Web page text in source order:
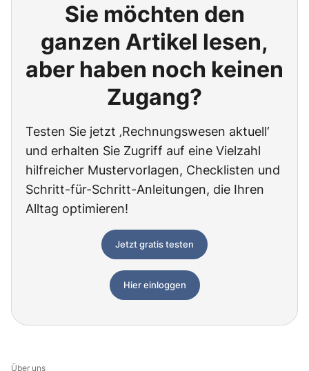
Sie möchten den
ganzen Artikel lesen,
aber haben noch keinen
Zugang?
Testen Sie jetzt ‚Rechnungswesen aktuell‘
und erhalten Sie Zugriff auf eine Vielzahl
hilfreicher Mustervorlagen, Checklisten und
Schritt-für-Schritt-Anleitungen, die Ihren
Alltag optimieren!
Jetzt gratis testen
Hier einloggen
Über uns